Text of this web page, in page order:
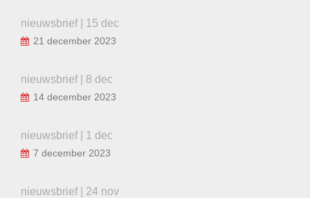
nieuwsbrief | 15 dec
21 december 2023
nieuwsbrief | 8 dec
14 december 2023
nieuwsbrief | 1 dec
7 december 2023
nieuwsbrief | 24 nov